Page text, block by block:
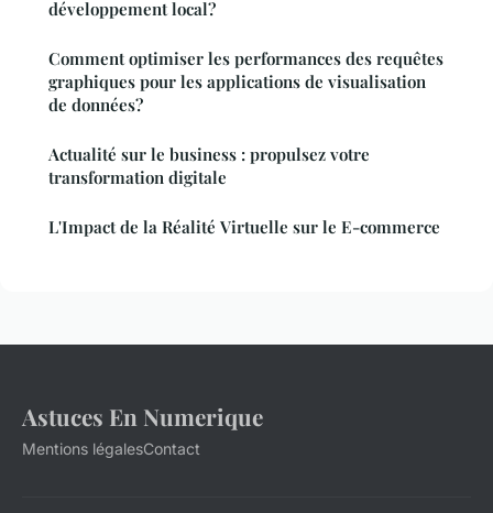
développement local?
Comment optimiser les performances des requêtes
graphiques pour les applications de visualisation
de données?
Actualité sur le business : propulsez votre
transformation digitale
L'Impact de la Réalité Virtuelle sur le E-commerce
Astuces En Numerique
Mentions légalesContact